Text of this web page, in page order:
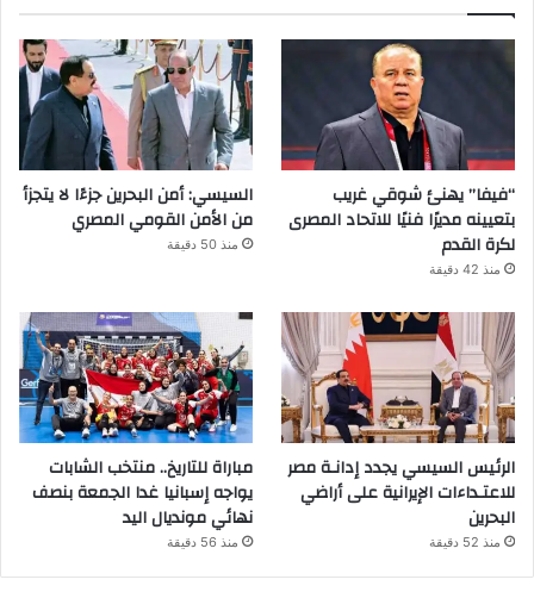
“فيفا” يهنئ شوقي غريب
بتعيينه مديرًا فنيًا للاتحاد المصرى
لكرة القدم
منذ 42 دقيقة
السيسي: أمن البحرين جزءًا لا يتجزأ
من الأمن القومي المصري
منذ 50 دقيقة
الرئيس السيسي يجدد إدانـة مصر
للاعتـداءات الإيرانية على أراضي
البحرين
منذ 52 دقيقة
مباراة للتاريخ.. منتخب الشابات
يواجه إسبانيا غدا الجمعة بنصف
نهائي مونديال اليد
منذ 56 دقيقة